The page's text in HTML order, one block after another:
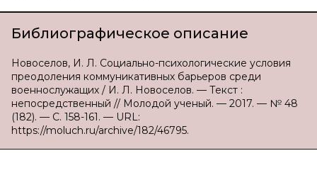
Библиографическое описание
Новоселов, И. Л. Социально-психологические условия
преодоления коммуникативных барьеров среди
военнослужащих / И. Л. Новоселов. — Текст :
непосредственный // Молодой ученый. — 2017. — № 48
(182). — С. 158-161. — URL:
https://moluch.ru/archive/182/46795.